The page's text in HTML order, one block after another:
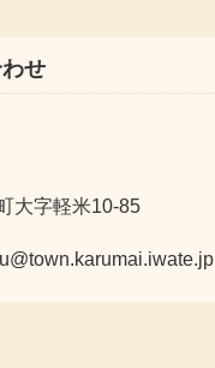
せ
大字軽米10-85